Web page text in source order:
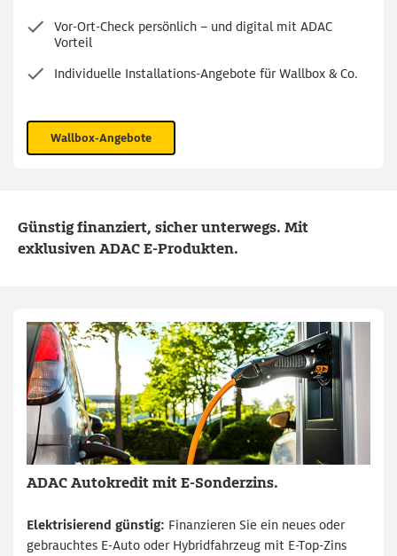
Vor-Ort-Check persönlich – und digital mit ADAC
Vorteil
Individuelle Installations-Angebote für Wallbox & Co.
Wallbox-Angebote
Günstig finanziert, sicher unterwegs. Mit
exklusiven ADAC E-Produkten.
ADAC Autokredit mit E-Sonderzins.
Elektrisierend günstig: Finanzieren Sie ein neues oder
gebrauchtes E-Auto oder Hybridfahrzeug mit E-Top-Zins